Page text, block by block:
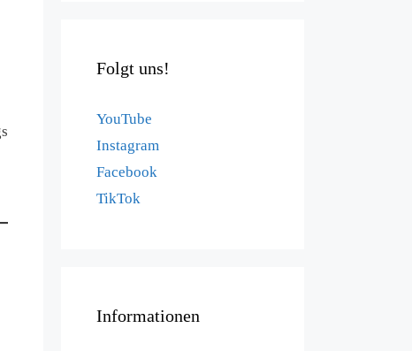
Folgt uns!
YouTube
Instagram
Facebook
TikTok
Informationen